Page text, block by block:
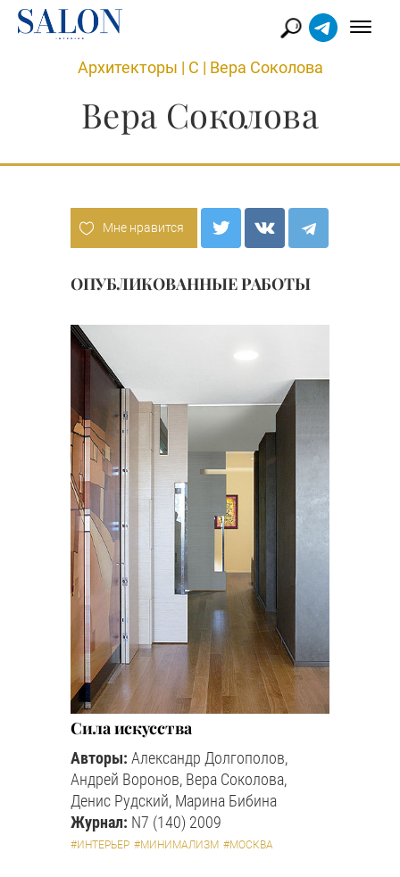
Архитекторы | С | Вера Соколова
Вера Соколова
Мне нравится
ОПУБЛИКОВАННЫЕ РАБОТЫ
Сила искусства
Авторы: Александр Долгополов,
Андрей Воронов, Вера Соколова,
Денис Рудский, Марина Бибина
Журнал: N7 (140) 2009
#ИНТЕРЬЕР #МИНИМАЛИЗМ #МОСКВА